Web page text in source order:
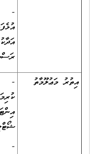
-
އިތުރު މަޢުލޫމާތު
-
-